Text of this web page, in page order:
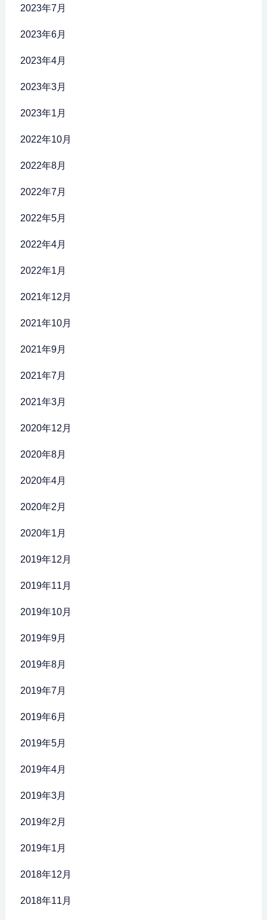
2023年7月
2023年6月
2023年4月
2023年3月
2023年1月
2022年10月
2022年8月
2022年7月
2022年5月
2022年4月
2022年1月
2021年12月
2021年10月
2021年9月
2021年7月
2021年3月
2020年12月
2020年8月
2020年4月
2020年2月
2020年1月
2019年12月
2019年11月
2019年10月
2019年9月
2019年8月
2019年7月
2019年6月
2019年5月
2019年4月
2019年3月
2019年2月
2019年1月
2018年12月
2018年11月